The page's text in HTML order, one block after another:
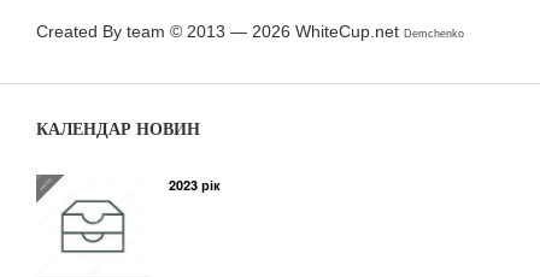
Created By team © 2013 — 2026 WhiteCup.net Demchenko
КАЛЕНДАР НОВИН
2023 рік